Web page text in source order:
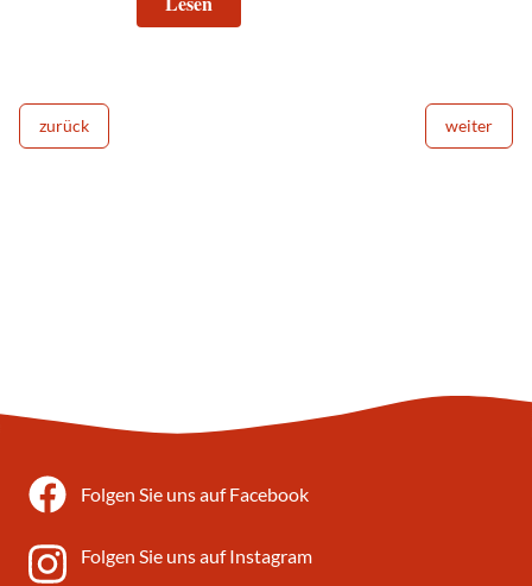
zurück weiter
Folgen Sie uns auf Facebook
Folgen Sie uns auf Instagram